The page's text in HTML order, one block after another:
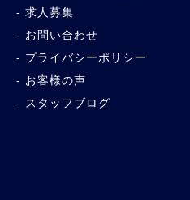
求人募集
お問い合わせ
プライバシーポリシー
お客様の声
スタッフブログ